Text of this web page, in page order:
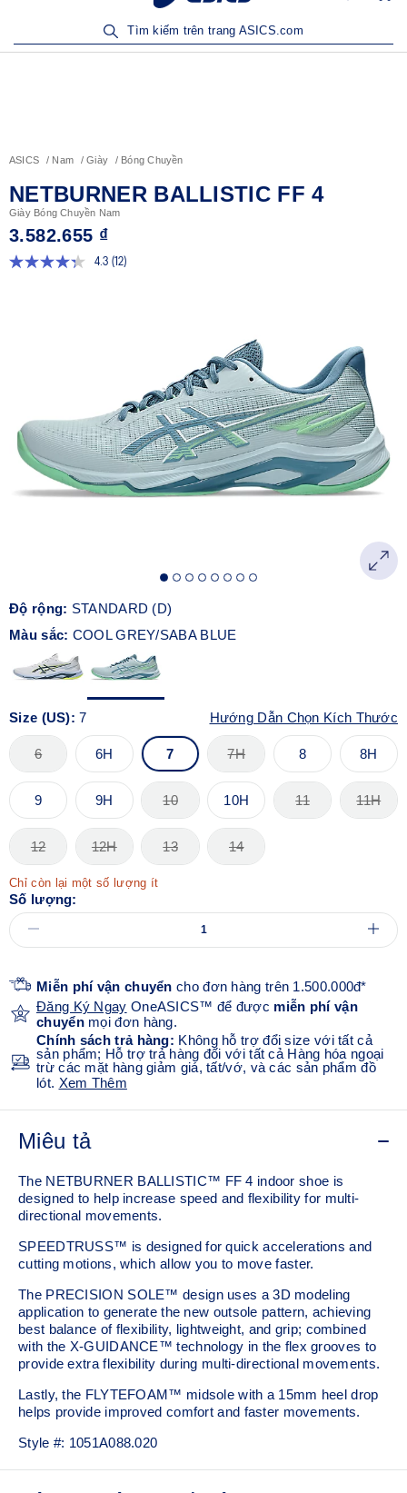
Tìm kiếm trên trang ASICS.com
ASICS Nam Giày Bóng Chuyền
NETBURNER BALLISTIC FF 4
Giày Bóng Chuyền Nam
3.582.655 ₫
4.3 Đọc
(12)
Độ rộng: STANDARD (D)
Màu sắc: COOL GREY/SABA BLUE
Size (US):7 Hướng Dẫn Chọn Kích Thước
6 6H 7 7H 8 8H
9 9H 10 10H 11 11H
12 12H 13 14
Chỉ còn lại một số lượng ít
Số lượng:
Miễn phí vận chuyển cho đơn hàng trên 1.500.000đ*
Đăng Ký Ngay OneASICS™ để được miễn phí vận
chuyểnmọi đơn hàng.
Chính sách trả hàng: Không hỗ trợ đổi size với tất cả
sản phẩm; Hỗ trợ trả hàng đối với tất cả Hàng hóa ngoại
trừ các mặt hàng giảm giá, tất/vớ, và các sản phẩm đồ
lót. Xem Thêm
Miêu tả
The NETBURNER BALLISTIC™ FF 4 indoor shoe is
designed to help increase speed and flexibility for multi-
directional movements.
SPEEDTRUSS™ is designed for quick accelerations and
cutting motions, which allow you to move faster.
The PRECISION SOLE™ design uses a 3D modeling
application to generate the new outsole pattern, achieving
best balance of flexibility, lightweight, and grip; combined
with the X-GUIDANCE™ technology in the flex grooves to
provide extra flexibility during multi-directional movements.​
Lastly, the FLYTEFOAM™ midsole with a 15mm heel drop
helps provide improved comfort and faster movements.
Style #: 1051A088.020